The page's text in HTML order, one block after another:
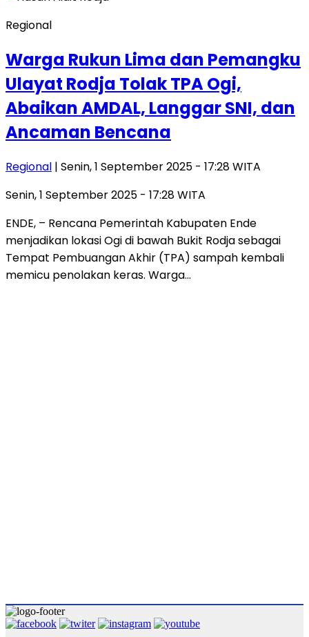
Regional
Warga Rukun Lima dan Pemangku
Ulayat Rodja Tolak TPA Ogi,
Abaikan AMDAL, Langgar SNI, dan
Ancaman Bencana
Regional | Senin, 1 September 2025 - 17:28 WITA
Senin, 1 September 2025 - 17:28 WITA
ENDE, – Rencana Pemerintah Kabupaten Ende
menjadikan lokasi Ogi di bawah Bukit Rodja sebagai
Tempat Pembuangan Akhir (TPA) sampah kembali
memicu penolakan keras. Warga…